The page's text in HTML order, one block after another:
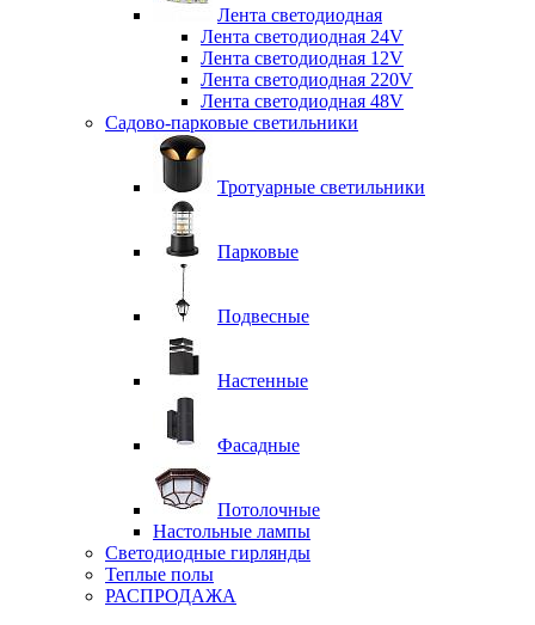
Лента светодиодная
Лента светодиодная 24V
Лента светодиодная 12V
Лента светодиодная 220V
Лента светодиодная 48V
Садово-парковые светильники
Тротуарные светильники
Парковые
Подвесные
Настенные
Фасадные
Потолочные
Настольные лампы
Светодиодные гирлянды
Теплые полы
РАСПРОДАЖА